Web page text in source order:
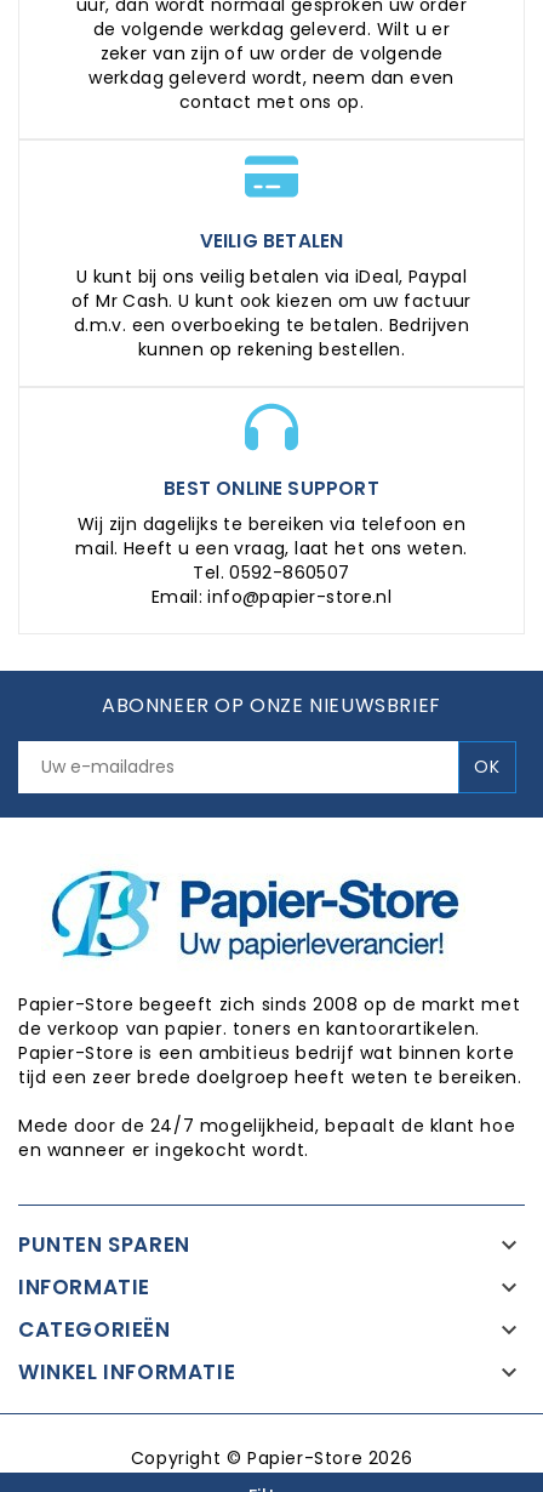
de volgende werkdag geleverd. Wilt u er
zeker van zijn of uw order de volgende
werkdag geleverd wordt, neem dan even
contact met ons op.
VEILIG BETALEN
U kunt bij ons veilig betalen via iDeal, Paypal
of Mr Cash. U kunt ook kiezen om uw factuur
d.m.v. een overboeking te betalen. Bedrijven
kunnen op rekening bestellen.
BEST ONLINE SUPPORT
Wij zijn dagelijks te bereiken via telefoon en
mail. Heeft u een vraag, laat het ons weten.
Tel. 0592-860507
Email: info@papier-store.nl
ABONNEER OP ONZE NIEUWSBRIEF
Papier-Store begeeft zich sinds 2008 op de markt met
de verkoop van papier. toners en kantoorartikelen.
Papier-Store is een ambitieus bedrijf wat binnen korte
tijd een zeer brede doelgroep heeft weten te bereiken.
Mede door de 24/7 mogelijkheid, bepaalt de klant hoe
en wanneer er ingekocht wordt.
PUNTEN SPAREN

INFORMATIE

CATEGORIEËN

WINKEL INFORMATIE

Copyright © Papier-Store 2026